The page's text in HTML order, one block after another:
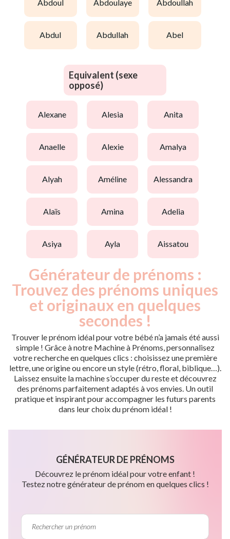
abdoul abdoulaye abdoullah
abdul abdullah abel
Equivalent (sexe
opposé)
alexane alesia anita
anaelle alexie amalya
alyah améline alessandra
alaïs amina adelia
asiya ayla aissatou
Générateur de prénoms :
Trouvez des prénoms uniques
et originaux en quelques
secondes !
Trouver le prénom idéal pour votre bébé n’a jamais été aussi
simple ! Grâce à notre Machine à Prénoms, personnalisez
votre recherche en quelques clics : choisissez une première
lettre, une origine ou encore un style (rétro, floral, biblique…).
Laissez ensuite la machine s’occuper du reste et découvrez
des prénoms parfaitement adaptés à vos envies. Un outil
pratique et inspirant pour accompagner les futurs parents
dans leur choix du prénom idéal !
GÉNÉRATEUR DE PRÉNOMS
Découvrez le prénom idéal pour votre enfant !
Testez notre générateur de prénom en quelques clics !